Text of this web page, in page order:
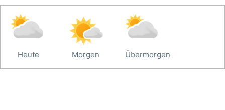
Heute Morgen Übermorgen